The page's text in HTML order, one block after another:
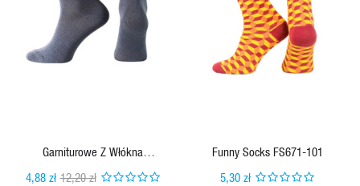
Garniturowe Z Włókna
Bambusowego
12,20 zł
4,88 zł
Funny Socks FS671-101
5,30 zł